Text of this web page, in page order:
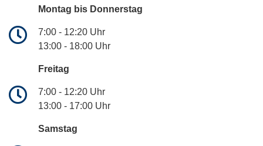
Montag bis Donnerstag
7:00 - 12:20 Uhr
13:00 - 18:00 Uhr
Freitag
7:00 - 12:20 Uhr
13:00 - 17:00 Uhr
Samstag